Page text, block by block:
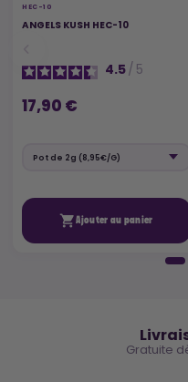
HEC-10
ANGELS KUSH HEC-10
4.5/ 5
17,90 €
Ajouter au panier
Gratuite